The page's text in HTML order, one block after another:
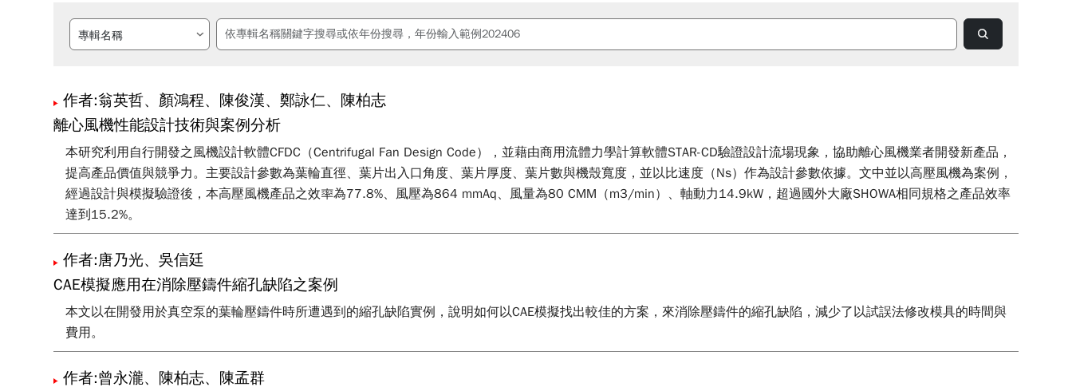
作者:翁英哲、顏鴻程、陳俊漢、鄭詠仁、陳柏志
離心風機性能設計技術與案例分析
本研究利用自行開發之風機設計軟體CFDC（Centrifugal Fan Design Code），並藉由商用流體力學計算軟體STAR-CD驗證設計流場現象，協助離心風機業者開發新產品，
提高產品價值與競爭力。主要設計參數為葉輪直徑、葉片出入口角度、葉片厚度、葉片數與機殼寬度，並以比速度（Ns）作為設計參數依據。文中並以高壓風機為案例，
經過設計與模擬驗證後，本高壓風機產品之效率為77.8%、風壓為864 mmAq、風量為80 CMM（m3/min）、軸動力14.9kW，超過國外大廠SHOWA相同規格之產品效率
達到15.2%。
作者:唐乃光、吳信廷
CAE模擬應用在消除壓鑄件縮孔缺陷之案例
本文以在開發用於真空泵的葉輪壓鑄件時所遭遇到的縮孔缺陷實例，說明如何以CAE模擬找出較佳的方案，來消除壓鑄件的縮孔缺陷，減少了以試誤法修改模具的時間與
費用。
作者:曾永瀧、陳柏志、陳孟群